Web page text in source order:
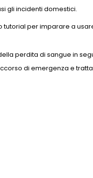
gli incidenti domestici.
per imparare a
perdita di sangue in
di emergenza e